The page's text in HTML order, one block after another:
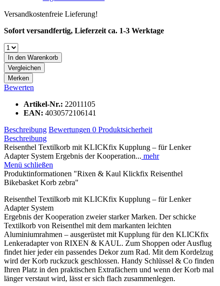
Versandkostenfreie Lieferung!
Sofort versandfertig, Lieferzeit ca. 1-3 Werktage
In den Warenkorb
Vergleichen
Merken
Bewerten
Artikel-Nr.: 22011105
EAN: 4030572106141
Beschreibung Bewertungen 0 Produktsicherheit
Beschreibung
Reisenthel Textilkorb mit KLICKfix Kupplung – für Lenker
Adapter System Ergebnis der Kooperation... mehr
Menü schließen
Produktinformationen "Rixen & Kaul Klickfix Reisenthel
Bikebasket Korb zebra"
Reisenthel Textilkorb mit KLICKfix Kupplung – für Lenker
Adapter System
Ergebnis der Kooperation zweier starker Marken. Der schicke
Textilkorb von Reisenthel mit dem markanten leichten
Aluminiumrahmen – ausgerüstet mit Kupplung für den KLICKfix
Lenkeradapter von RIXEN & KAUL. Zum Shoppen oder Ausflug
findet hier jeder ein passendes Dekor zum Rad. Mit dem Kordelzug
wird der Korb ruckzuck geschlossen. Handy Schlüssel & Co finden
Ihren Platz in den praktischen Extrafächern und wenn der Korb mal
länger verstaut wird, lässt er sich flach zusammenlegen.